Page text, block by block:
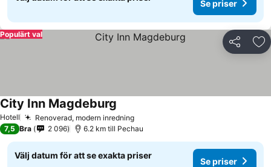
Se priser
Dela
Populärt val
Hotell Renoverad, modern inredningSe priser
City Inn Magdeburg
7,5 Bra 2 096 6.2 km till Pechau
Välj datum för att se exakta priser
Se priser